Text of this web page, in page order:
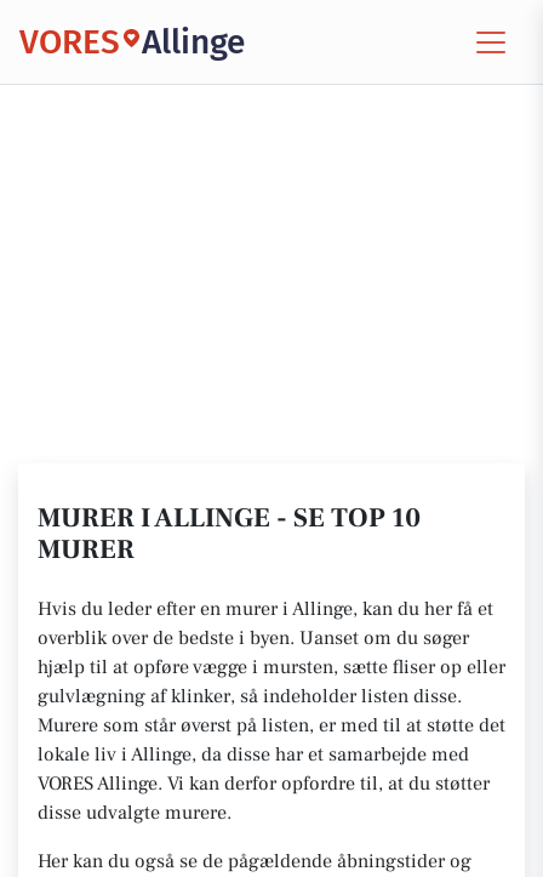
VORES Allinge
MURER I ALLINGE - SE TOP 10
MURER
Hvis du leder efter en murer i Allinge, kan du her få et
overblik over de bedste i byen. Uanset om du søger
hjælp til at opføre vægge i mursten, sætte fliser op eller
gulvlægning af klinker, så indeholder listen disse.
Murere som står øverst på listen, er med til at støtte det
lokale liv i Allinge, da disse har et samarbejde med
VORES Allinge. Vi kan derfor opfordre til, at du støtter
disse udvalgte murere.
Her kan du også se de pågældende åbningstider og